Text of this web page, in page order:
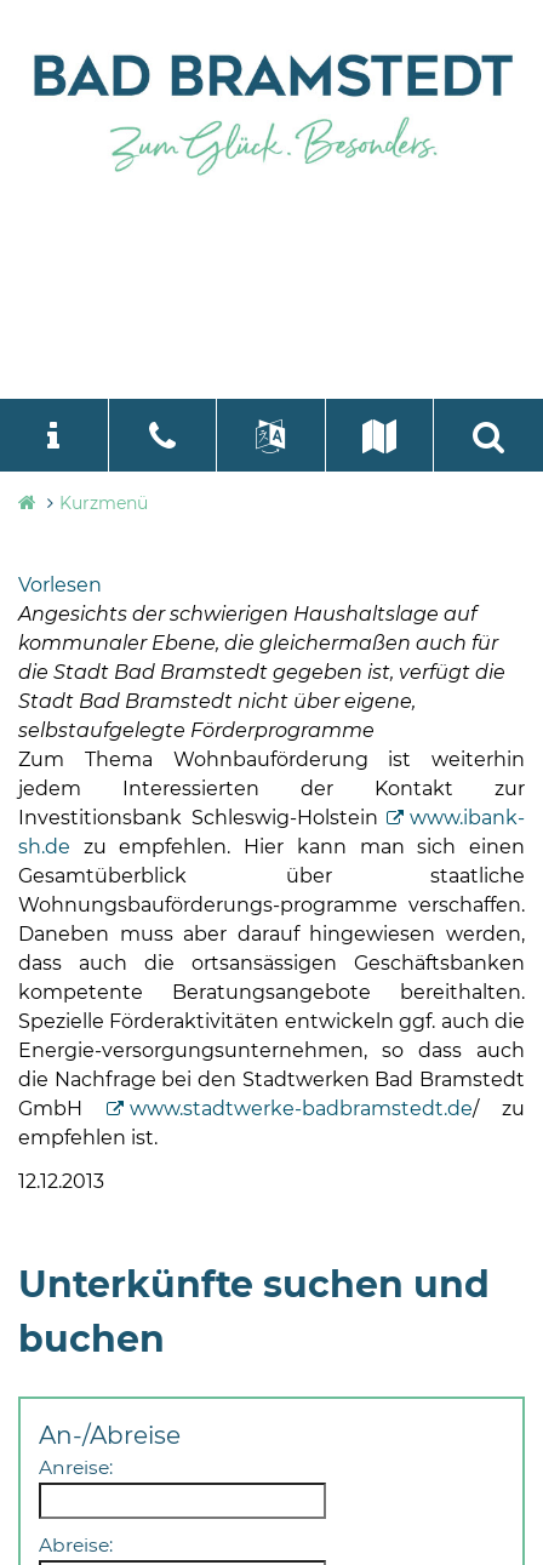
Stadtverwaltung
Bramstedt
Bleeck 15-
24576 Bad
Bramstedt
04192-
506-
zentrale@badbramstedt.de
Mo,
Di,
Fr
08
Uhr
Do
08
und
sowie
language
Kurzmenü
Vorlesen
Angesichts der schwierigen Haushaltslage auf
kommunaler Ebene, die gleichermaßen auch für
die Stadt Bad Bramstedt gegeben ist, verfügt die
Stadt Bad Bramstedt nicht über eigene,
selbstaufgelegte Förderprogramme
Zum Thema Wohnbauförderung ist weiterhin
jedem Interessierten der Kontakt zur
Investitionsbank Schleswig-Holstein
www.ibank-
sh.de zu empfehlen. Hier kann man sich einen
Gesamtüberblick über staatliche
Wohnungsbauförderungs-programme verschaffen.
Daneben muss aber darauf hingewiesen werden,
dass auch die ortsansässigen Geschäftsbanken
kompetente Beratungsangebote bereithalten.
Spezielle Förderaktivitäten entwickeln ggf. auch die
Energie-versorgungsunternehmen, so dass auch
die Nachfrage bei den Stadtwerken Bad Bramstedt
GmbH
www.stadtwerke-badbramstedt.de/ zu
empfehlen ist.
12.12.2013
Unterkünfte suchen und
buchen
An-/Abreise
Anreise:
Abreise: